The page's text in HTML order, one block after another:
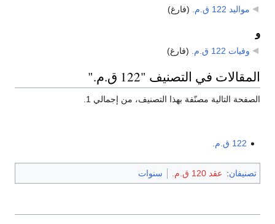
مواليد 122 ق.م. (فارغ)
و
وفيات 122 ق.م. (فارغ)
المقالات في التصنيف "122 ق.م."
الصفحة التالية مصنّفة بهذا التصنيف، من إجمالي 1.
122 ق.م.
تصنيفان: عقد 120 ق.م. سنوات